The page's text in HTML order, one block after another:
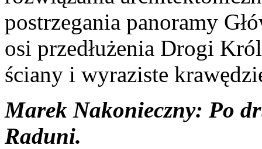
postrzegania panoramy
osi przedłużenia Drogi
ściany i wyraziste
Marek Nakonieczny: Po
Raduni.